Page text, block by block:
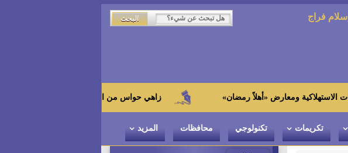
إسلام فراج
زاهي حواس من الجامعة اليابانية : "توت عنخ آمون" هو بطل
تكريمات تكنولوجي محافظات المزيد